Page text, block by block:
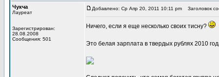
Чукча
Лауреат
Зарегистрирован:
28.08.2008
Сообщения: 501
Добавлено: Ср Апр 20, 2011 10:11 pm Заголовок
Ничего, если я еще несколько своих тисну?
Это белая зарплата в твердых рублях 2010